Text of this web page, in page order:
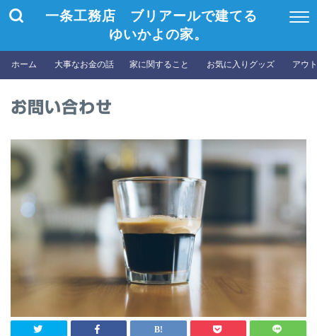
一条工務店 ブリアールで建てる
ゆいかよの家。
ホーム 大事なお金の話 家に関すること お気に入りグッズ アウ
お問い合わせ